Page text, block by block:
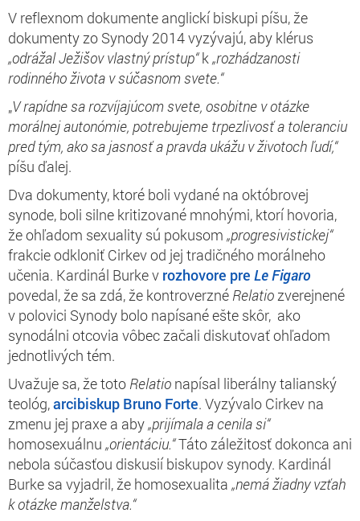
V reflexnom dokumente anglickí biskupi píšu, že
dokumenty zo Synody 2014 vyzývajú, aby klérus
„odrážal Ježišov vlastný prístup“k„rozhádzanosti
rodinného života v súčasnom svete.“
„V rapídne sa rozvíjajúcom svete, osobitne v otázke
morálnej autonómie, potrebujeme trpezlivosť a toleranciu
pred tým, ako sa jasnosť a pravda ukážu v životoch ľudí,“
píšu ďalej.
Dva dokumenty, ktoré boli vydané na októbrovej
synode, boli silne kritizované mnohými, ktorí hovoria,
že ohľadom sexuality sú pokusom „progresivistickej“
frakcie odkloniť Cirkev od jej tradičného morálneho
učenia. Kardinál Burke v rozhovore pre Le Figaro
povedal, že sa zdá, že kontroverzné Relatiozverejnené
v polovici Synody bolo napísané ešte skôr, ako
synodálni otcovia vôbec začali diskutovať ohľadom
jednotlivých tém.
Uvažuje sa, že toto Relatio napísal liberálny talianský
teológ,arcibiskup Bruno Forte. Vyzývalo Cirkev na
zmenu jej praxe a aby„prijímala a cenila si“
homosexuálnu „orientáciu.“Táto záležitosť dokonca ani
nebola súčasťou diskusií biskupov synody. Kardinál
Burke sa vyjadril, že homosexualita „nemá žiadny vzťah
k otázke manželstva.“